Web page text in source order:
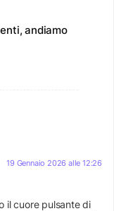
andiamo
19 Gennaio 2026 alle 12:26
il cuore pulsante di